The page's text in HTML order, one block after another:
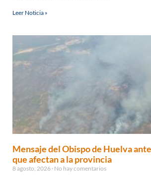
Leer Noticia »
Mensaje del Obispo de Huelva
que afectan a la provincia
8 agosto, 2026 No hay comentarios